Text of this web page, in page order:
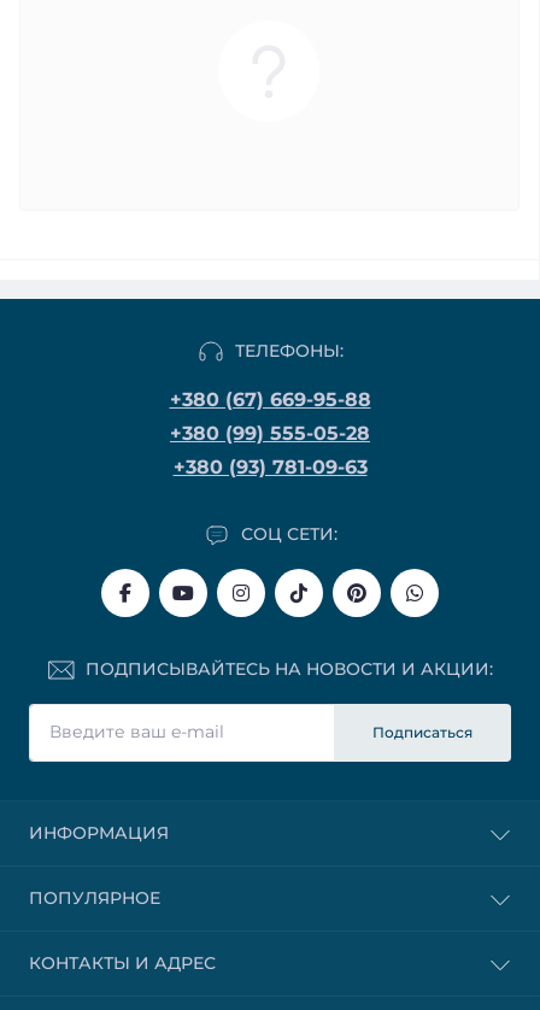
ТЕЛЕФОНЫ:
+380 (67) 669-95-88
+380 (99) 555-05-28
+380 (93) 781-09-63
СОЦ СЕТИ:
ПОДПИСЫВАЙТЕСЬ НА НОВОСТИ И АКЦИИ:
Подписаться
ИНФОРМАЦИЯ
ПОПУЛЯРНОЕ
КОНТАКТЫ И АДРЕС